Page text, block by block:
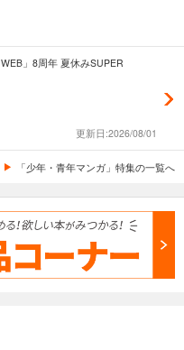
WEB」8周年 夏休みSUPER
更新日:2026/08/01
「少年・青年マンガ」特集の一覧へ